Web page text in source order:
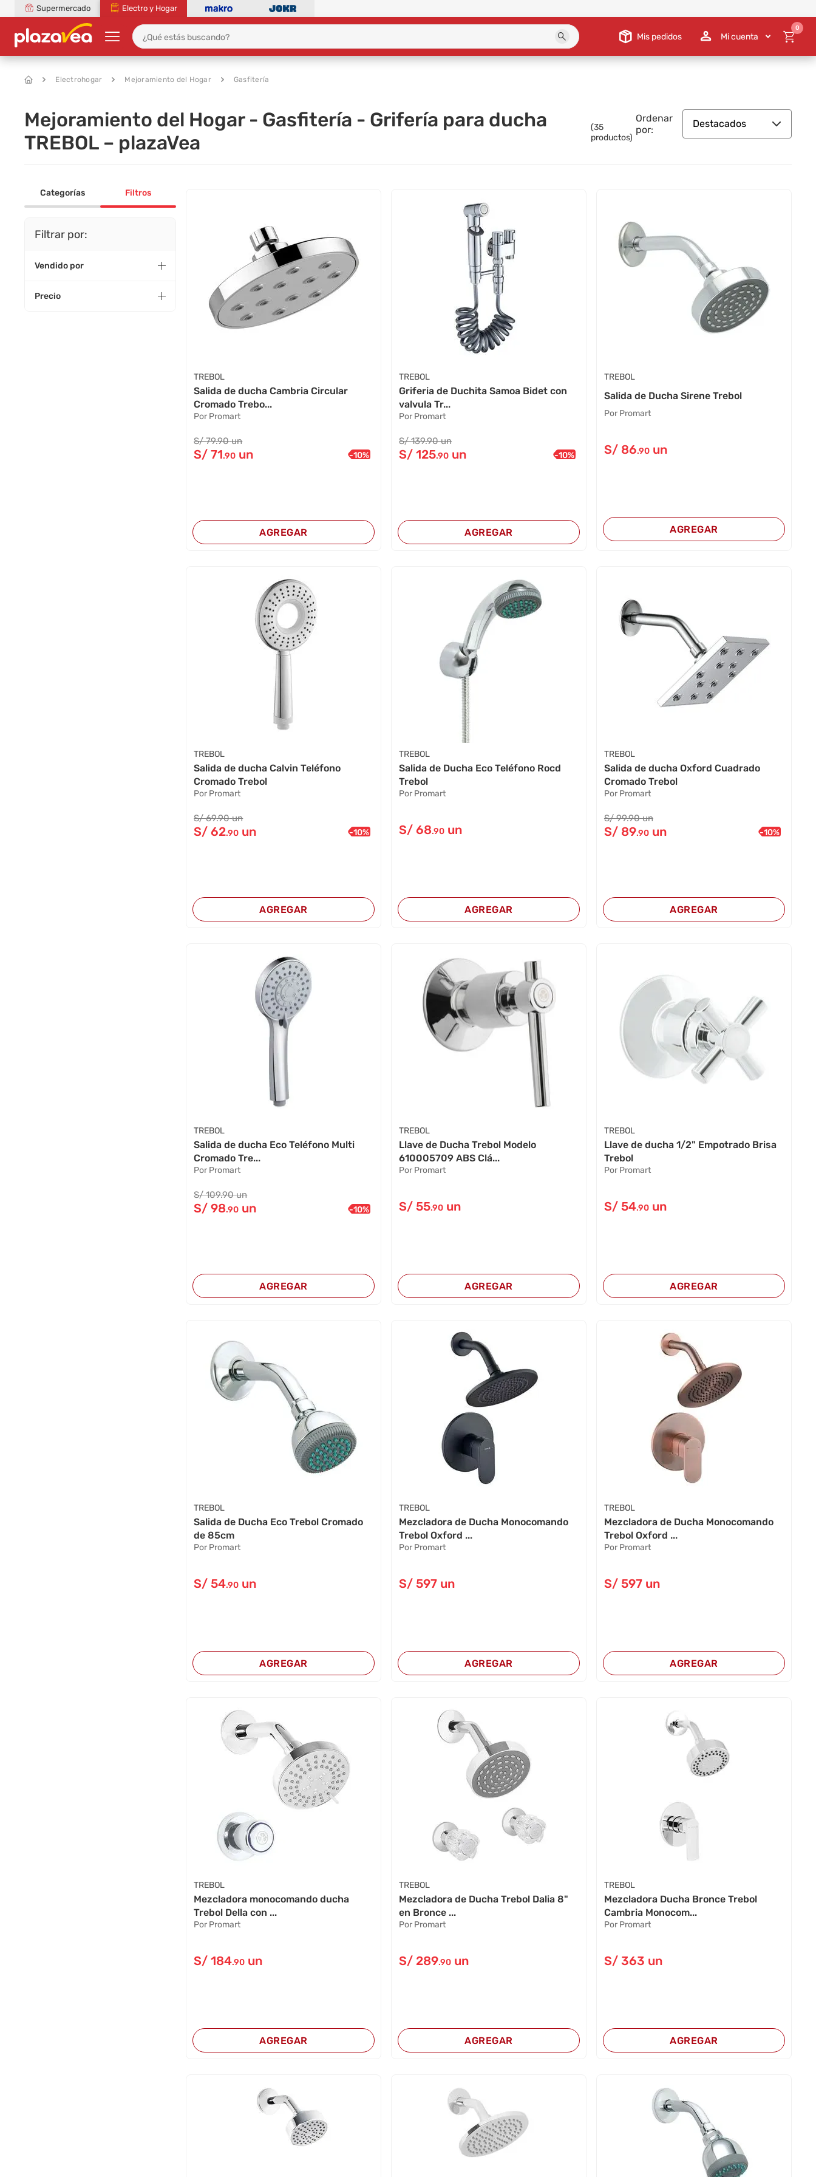
Supermercado Electro y Hogar
Mis pedidos Mi cuenta
0
Electrohogar Mejoramiento del Hogar Gasfitería
Mejoramiento del Hogar - Gasfitería - Grifería para ducha
TREBOL – plazaVea
(35
productos)
Ordenar
por:
Destacados
Categorías Filtros
Filtrar por:
Vendido por
Precio
TREBOL
Salida de ducha Cambria Circular
Cromado Trebo...
Por Promart
S/79.90 un
S/71.90 un -10%
AGREGAR
TREBOL
Griferia de Duchita Samoa Bidet con
valvula Tr...
Por Promart
S/139.90 un
S/125.90 un -10%
AGREGAR
TREBOL
Salida de Ducha Sirene Trebol
Por Promart
S/ 86.90 un
AGREGAR
TREBOL
Salida de ducha Calvin Teléfono
Cromado Trebol
Por Promart
S/69.90 un
S/62.90 un -10%
AGREGAR
TREBOL
Salida de Ducha Eco Teléfono Rocd
Trebol
Por Promart
S/68.90 un
AGREGAR
TREBOL
Salida de ducha Oxford Cuadrado
Cromado Trebol
Por Promart
S/99.90 un
S/ 89.90 un -10%
AGREGAR
TREBOL
Salida de ducha Eco Teléfono Multi
Cromado Tre...
Por Promart
S/109.90 un
S/98.90 un -10%
AGREGAR
TREBOL
Llave de Ducha Trebol Modelo
610005709 ABS Clá...
Por Promart
S/55.90 un
AGREGAR
TREBOL
Llave de ducha 1/2" Empotrado Brisa
Trebol
Por Promart
S/ 54.90 un
AGREGAR
TREBOL
Salida de Ducha Eco Trebol Cromado
de 85cm
Por Promart
S/54.90 un
AGREGAR
TREBOL
Mezcladora de Ducha Monocomando
Trebol Oxford ...
Por Promart
S/597 un
AGREGAR
TREBOL
Mezcladora de Ducha Monocomando
Trebol Oxford ...
Por Promart
S/ 597 un
AGREGAR
TREBOL
Mezcladora monocomando ducha
Trebol Della con ...
Por Promart
S/184.90 un
AGREGAR
TREBOL
Mezcladora de Ducha Trebol Dalia 8"
en Bronce ...
Por Promart
S/ 289.90 un
AGREGAR
TREBOL
Mezcladora Ducha Bronce Trebol
Cambria Monocom...
Por Promart
S/ 363 un
AGREGAR